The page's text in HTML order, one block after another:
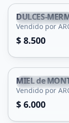
San Francisco
DULCES-
Vendido por
$ 8.500
San Francisco
MIEL de
Vendido por
$ 6.000